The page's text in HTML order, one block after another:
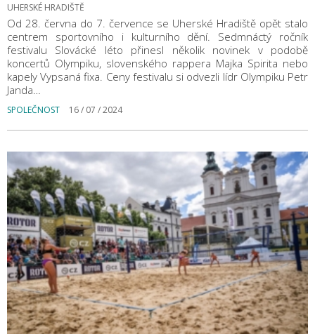
UHERSKÉ HRADIŠTĚ
Od 28. června do 7. července se Uherské Hradiště opět stalo
centrem sportovního i kulturního dění. Sedmnáctý ročník
festivalu Slovácké léto přinesl několik novinek v podobě
koncertů Olympiku, slovenského rappera Majka Spirita nebo
kapely Vypsaná fixa. Ceny festivalu si odvezli lídr Olympiku Petr
Janda…
SPOLEČNOST 16 / 07 / 2024